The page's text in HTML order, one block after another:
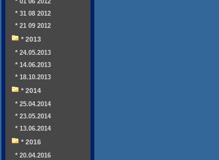
* 31 08 2012
* 21 09 2012
* 2013
* 24.05.2013
* 14.06.2013
* 18.10.2013
* 2014
* 25.04.2014
* 23.05.2014
* 13.06.2014
* 2016
* 20.04.2016